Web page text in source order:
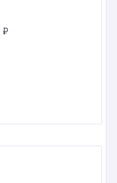
₽